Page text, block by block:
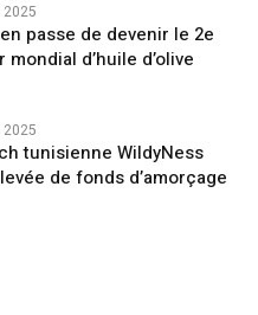
2025
passe de devenir le 2e
d’huile d’olive
2025
tunisienne WildyNess
de fonds d’amorçage